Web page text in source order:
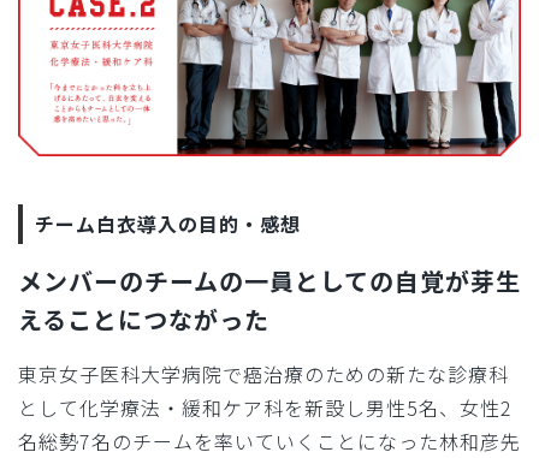
チーム白衣導入の目的・感想
メンバーのチームの一員としての自覚が芽生
えることにつながった
東京女子医科大学病院で癌治療のための新たな診療科
として化学療法・緩和ケア科を新設し男性5名、女性2
名総勢7名のチームを率いていくことになった林和彦先